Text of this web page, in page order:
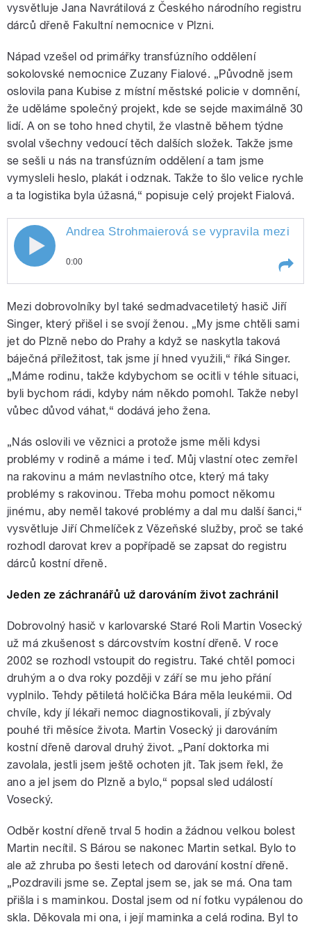
vysvětluje Jana Navrátilová z Českého národního registru
dárců dřeně Fakultní nemocnice v Plzni.
Nápad vzešel od primářky transfúzního oddělení
sokolovské nemocnice Zuzany Fialové. „Původně jsem
oslovila pana Kubise z místní městské policie v domnění,
že uděláme společný projekt, kde se sejde maximálně 30
lidí. A on se toho hned chytil, že vlastně během týdne
svolal všechny vedoucí těch dalších složek. Takže jsme
se sešli u nás na transfúzním oddělení a tam jsme
vymysleli heslo, plakát i odznak. Takže to šlo velice rychle
a ta logistika byla úžasná,“ popisuje celý projekt Fialová.
Andrea Strohmaierová se vypravila mezi
0:00
mezi dobrovolníky, kteří by chtěli
darovat kostní
Mezi dobrovolníky byl také sedmadvacetiletý hasič Jiří
Singer, který přišel i se svojí ženou. „My jsme chtěli sami
jet do Plzně nebo do Prahy a když se naskytla taková
báječná příležitost, tak jsme jí hned využili,“ říká Singer.
„Máme rodinu, takže kdybychom se ocitli v téhle situaci,
byli bychom rádi, kdyby nám někdo pomohl. Takže nebyl
vůbec důvod váhat,“ dodává jeho žena.
„Nás oslovili ve věznici a protože jsme měli kdysi
problémy v rodině a máme i teď. Můj vlastní otec zemřel
na rakovinu a mám nevlastního otce, který má taky
problémy s rakovinou. Třeba mohu pomoct někomu
jinému, aby neměl takové problémy a dal mu další šanci,“
vysvětluje Jiří Chmelíček z Vězeňské služby, proč se také
rozhodl darovat krev a popřípadě se zapsat do registru
dárců kostní dřeně.
Jeden ze záchranářů už darováním život zachránil
Dobrovolný hasič v karlovarské Staré Roli Martin Vosecký
už má zkušenost s dárcovstvím kostní dřeně. V roce
2002 se rozhodl vstoupit do registru. Také chtěl pomoci
druhým a o dva roky později v září se mu jeho přání
vyplnilo. Tehdy pětiletá holčička Bára měla leukémii. Od
chvíle, kdy jí lékaři nemoc diagnostikovali, jí zbývaly
pouhé tři měsíce života. Martin Vosecký ji darováním
kostní dřeně daroval druhý život. „Paní doktorka mi
zavolala, jestli jsem ještě ochoten jít. Tak jsem řekl, že
ano a jel jsem do Plzně a bylo,“ popsal sled událostí
Vosecký.
Odběr kostní dřeně trval 5 hodin a žádnou velkou bolest
Martin necítil. S Bárou se nakonec Martin setkal. Bylo to
ale až zhruba po šesti letech od darování kostní dřeně.
„Pozdravili jsme se. Zeptal jsem se, jak se má. Ona tam
přišla i s maminkou. Dostal jsem od ní fotku vypálenou do
skla. Děkovala mi ona, i její maminka a celá rodina. Byl to